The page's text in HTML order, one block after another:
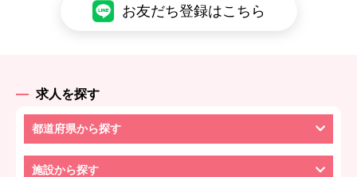
お友だち登録はこちら
求人を探す
都道府県から探す
施設から探す